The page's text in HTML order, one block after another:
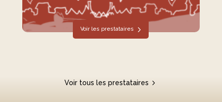
Voir les prestataires
Voir tous les prestataires